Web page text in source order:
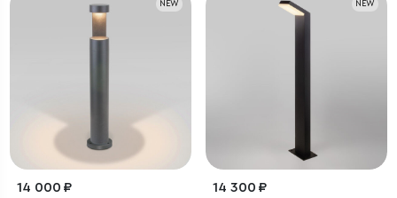
NEW
14 000 ₽
NEW
14 300 ₽